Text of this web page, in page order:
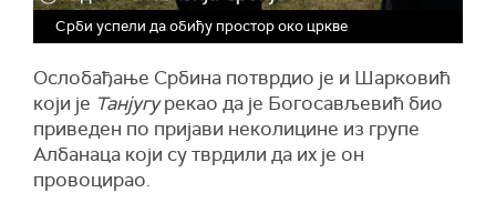
Срби успели да обиђу простор око цркве
Ослобађање Србина потврдио је и Шарковић
који је Танјугурекао да је Богосављевић био
приведен по пријави неколицине из групе
Албанаца који су тврдили да их је он
провоцирао.